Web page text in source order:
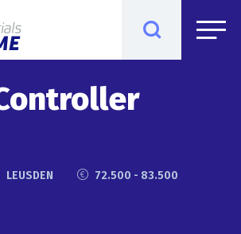
LEUSDEN
72.500 - 83.500